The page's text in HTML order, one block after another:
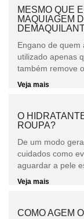
MESMO QUE
MAQUIAGEM
Engano de quem
utilizado apenas
também remove
Veja mais
O
ROUPA?
De um modo
cuidados como
aguardar a pele
Veja mais
COMO AGEM